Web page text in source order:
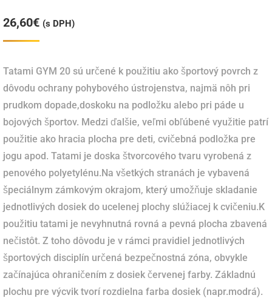
26,60€ (s DPH)
Tatami GYM 20 sú určené k použitiu ako športový povrch z
dôvodu ochrany pohybového ústrojenstva, najmä nôh pri
prudkom dopade,doskoku na podložku alebo pri páde u
bojových športov. Medzi ďalšie, veľmi obľúbené využitie patrí
použitie ako hracia plocha pre deti, cvičebná podložka pre
jogu apod. Tatami je doska štvorcového tvaru vyrobená z
penového polyetylénu.Na všetkých stranách je vybavená
špeciálnym zámkovým okrajom, který umožňuje skladanie
jednotlivých dosiek do ucelenej plochy slúžiacej k cvičeniu.K
použitiu tatami je nevyhnutná rovná a pevná plocha zbavená
nečistôt. Z toho dôvodu je v rámci pravidiel jednotlivých
športových disciplín určená bezpečnostná zóna, obvykle
začínajúca ohraničením z dosiek červenej farby. Základnú
plochu pre výcvik tvorí rozdielna farba dosiek (napr.modrá).